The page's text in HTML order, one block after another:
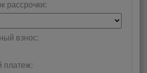
рассрочки:
взнос:
платеж: